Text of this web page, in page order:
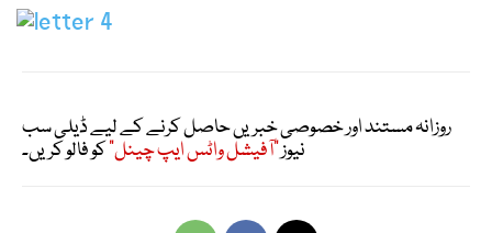
روزانہ مستند اور خصوصی خبریں حاصل کرنے کے لیے ڈیلی سب
نیوز"آفیشل واٹس ایپ چینل"کو فالو کریں۔